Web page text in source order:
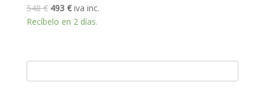
548€ El
precio
548 €.
493 €El
precio
493 €.
iva inc.
Recíbelo en 2 días.